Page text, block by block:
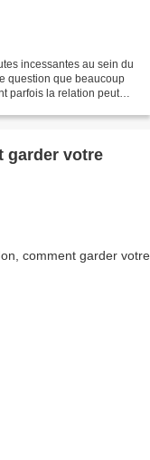
incessantes au sein du
question que beaucoup
parfois la relation peut
garder votre